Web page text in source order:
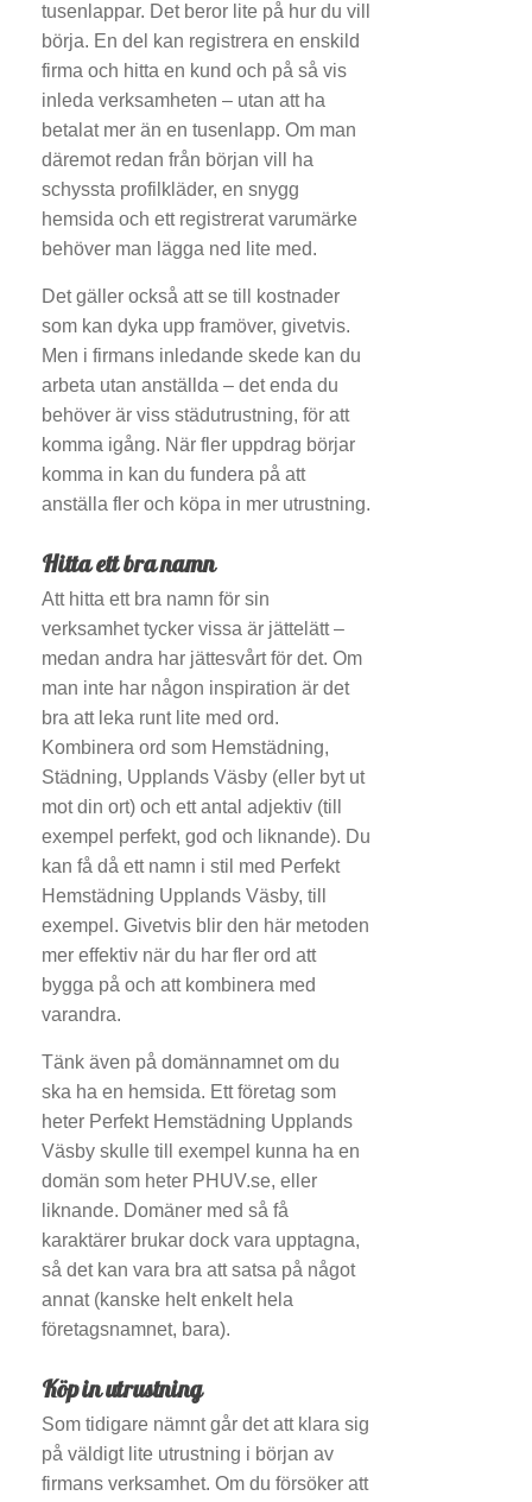
tusenlappar. Det beror lite på hur du vill
börja. En del kan registrera en enskild
firma och hitta en kund och på så vis
inleda verksamheten – utan att ha
betalat mer än en tusenlapp. Om man
däremot redan från början vill ha
schyssta profilkläder, en snygg
hemsida och ett registrerat varumärke
behöver man lägga ned lite med.
Det gäller också att se till kostnader
som kan dyka upp framöver, givetvis.
Men i firmans inledande skede kan du
arbeta utan anställda – det enda du
behöver är viss städutrustning, för att
komma igång. När fler uppdrag börjar
komma in kan du fundera på att
anställa fler och köpa in mer utrustning.
Hitta ett bra namn
Att hitta ett bra namn för sin
verksamhet tycker vissa är jättelätt –
medan andra har jättesvårt för det. Om
man inte har någon inspiration är det
bra att leka runt lite med ord.
Kombinera ord som Hemstädning,
Städning, Upplands Väsby (eller byt ut
mot din ort) och ett antal adjektiv (till
exempel perfekt, god och liknande). Du
kan få då ett namn i stil med Perfekt
Hemstädning Upplands Väsby, till
exempel. Givetvis blir den här metoden
mer effektiv när du har fler ord att
bygga på och att kombinera med
varandra.
Tänk även på domännamnet om du
ska ha en hemsida. Ett företag som
heter Perfekt Hemstädning Upplands
Väsby skulle till exempel kunna ha en
domän som heter PHUV.se, eller
liknande. Domäner med så få
karaktärer brukar dock vara upptagna,
så det kan vara bra att satsa på något
annat (kanske helt enkelt hela
företagsnamnet, bara).
Köp in utrustning
Som tidigare nämnt går det att klara sig
på väldigt lite utrustning i början av
firmans verksamhet. Om du försöker att